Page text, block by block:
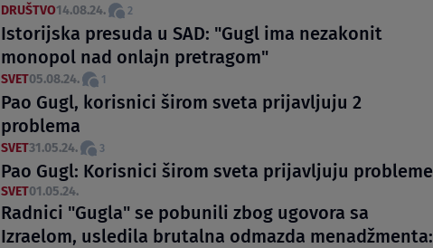
DRUŠTVO14.08.24. 2
Istorijska presuda u SAD: "Gugl ima nezakonit
monopol nad onlajn pretragom"
SVET05.08.24. 1
Pao Gugl, korisnici širom sveta prijavljuju 2
problema
SVET31.05.24. 3
Pao Gugl: Korisnici širom sveta prijavljuju probleme
SVET01.05.24.
Radnici "Gugla" se pobunili zbog ugovora sa
Izraelom, usledila brutalna odmazda menadžmenta: